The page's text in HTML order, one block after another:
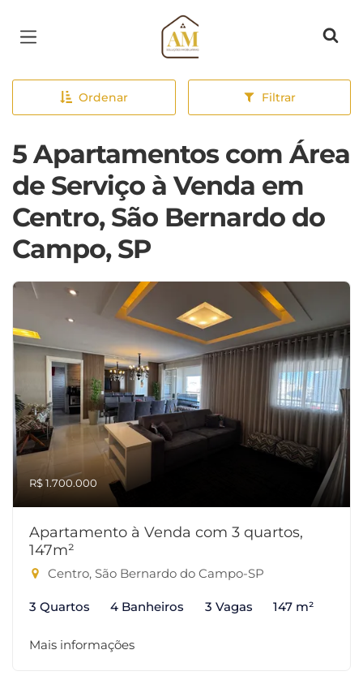
Página inicial
Ordenar Filtrar
5 Apartamentos com Área
de Serviço à Venda em
Centro, São Bernardo do
Campo, SP
R$ 1.700.000
Apartamento à Venda com 3 quartos,
147m²
Centro, São Bernardo do Campo-SP
3 Quartos 4 Banheiros 3 Vagas 147 m²
Mais informações